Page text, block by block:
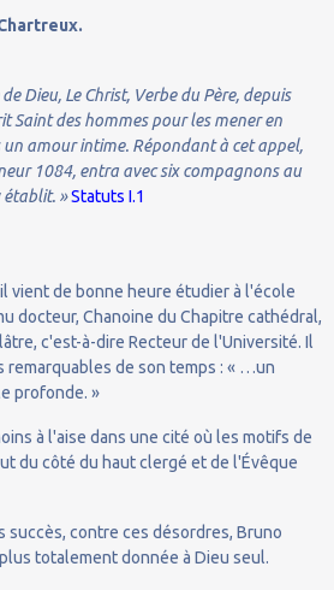
Dieu, Le Christ, Verbe du Père, depuis
Saint des hommes pour les mener en
amour intime. Répondant à cet appel,
1084, entra avec six compagnons au
établit. »Statuts I.1
vient de bonne heure étudier à l'école
docteur, Chanoine du Chapitre cathédral,
c'est-à-dire Recteur de l'Université. Il
remarquables de son temps : « …un
profonde. »
à l'aise dans une cité où les motifs de
du côté du haut clergé et de l'Évêque
succès, contre ces désordres, Bruno
totalement donnée à Dieu seul.